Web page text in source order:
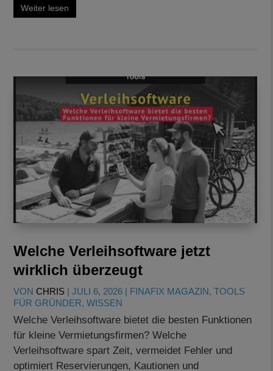
Weiter lesen
Welche Verleihsoftware jetzt
wirklich überzeugt
VONCHRIS |JULI 6, 2026 | FINAFIX MAGAZIN,TOOLS
FÜR GRÜNDER,WISSEN
Welche Verleihsoftware bietet die besten Funktionen
für kleine Vermietungsfirmen? Welche
Verleihsoftware spart Zeit, vermeidet Fehler und
optimiert Reservierungen, Kautionen und